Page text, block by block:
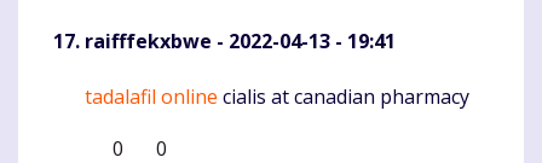
raifffekxbwe - 2022-04-13 - 19:41
Komentaras
tadalafil online cialis at canadian pharmacy
0
0